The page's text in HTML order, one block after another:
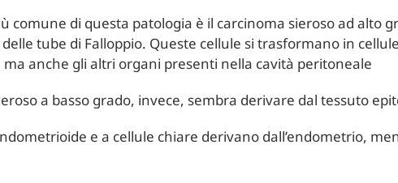
comune di questa patologia è il carcinoma sieroso ad alto
delle tube di Falloppio. Queste cellule si trasformano in
ma anche gli altri organi presenti nella cavità peritoneale
a basso grado, invece, sembra derivare dal tessuto
e a cellule chiare derivano dall’endometrio,